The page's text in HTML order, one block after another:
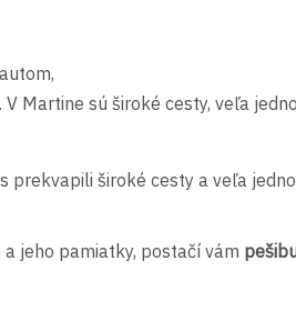
V Martine sú široké cesty, veľa
prekvapili široké cesty a veľa
jeho pamiatky, postačí vám